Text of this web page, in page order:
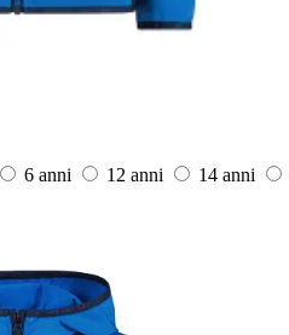
6 anni 12 anni
14 anni